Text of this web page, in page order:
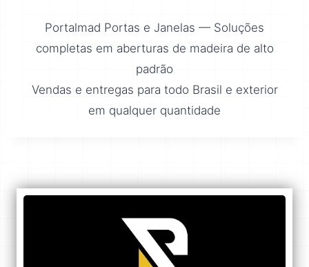
Portalmad Portas e Janelas — Soluções
completas em aberturas de madeira de alto
padrão
Vendas e entregas para todo Brasil e exterior
em qualquer quantidade